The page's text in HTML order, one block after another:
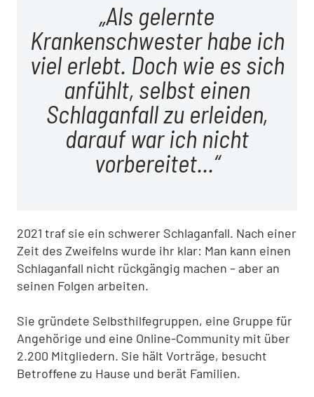
Als gelernte
Krankenschwester habe ich
viel erlebt. Doch wie es sich
anfühlt, selbst einen
Schlaganfall zu erleiden,
darauf war ich nicht
vorbereitet...
2021 traf sie ein schwerer Schlaganfall. Nach einer
Zeit des Zweifelns wurde ihr klar: Man kann einen
Schlaganfall nicht rückgängig machen – aber an
seinen Folgen arbeiten.
Sie gründete Selbsthilfegruppen, eine Gruppe für
Angehörige und eine Online-Community mit über
2.200 Mitgliedern. Sie hält Vorträge, besucht
Betroffene zu Hause und berät Familien.